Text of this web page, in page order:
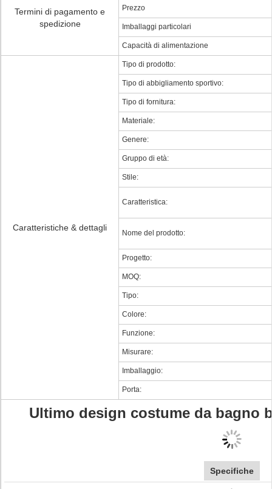
Termini di pagamento e
spedizione
Prezzo
Imballaggi particolari
Capacità di alimentazione
Caratteristiche & dettagli
Tipo di prodotto:
Tipo di abbigliamento sportivo:
Tipo di fornitura:
Materiale:
Genere:
Gruppo di età:
Stile:
Caratteristica:
Nome del prodotto:
Progetto:
MOQ:
Tipo:
Colore:
Funzione:
Misurare:
Imballaggio:
Porta:
Ultimo design costume da bagno
Specifiche